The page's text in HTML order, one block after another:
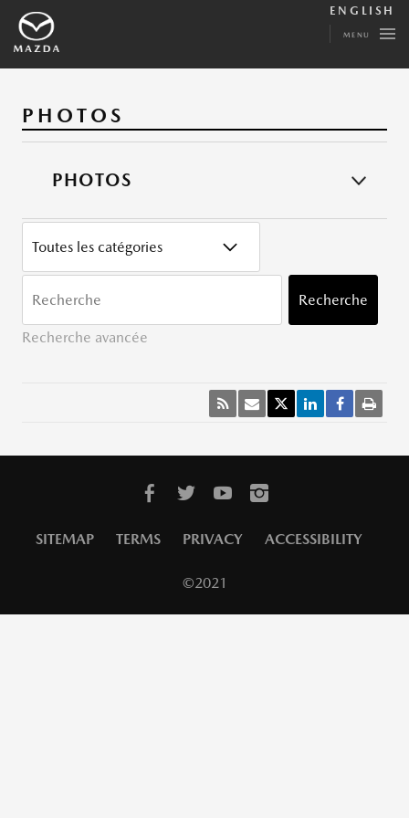
ENGLISH
MENU
PHOTOS
PHOTOS
CATÉGORY
Recherche
Recherche avancée
SITEMAP TERMS PRIVACY ACCESSIBILITY
©2021